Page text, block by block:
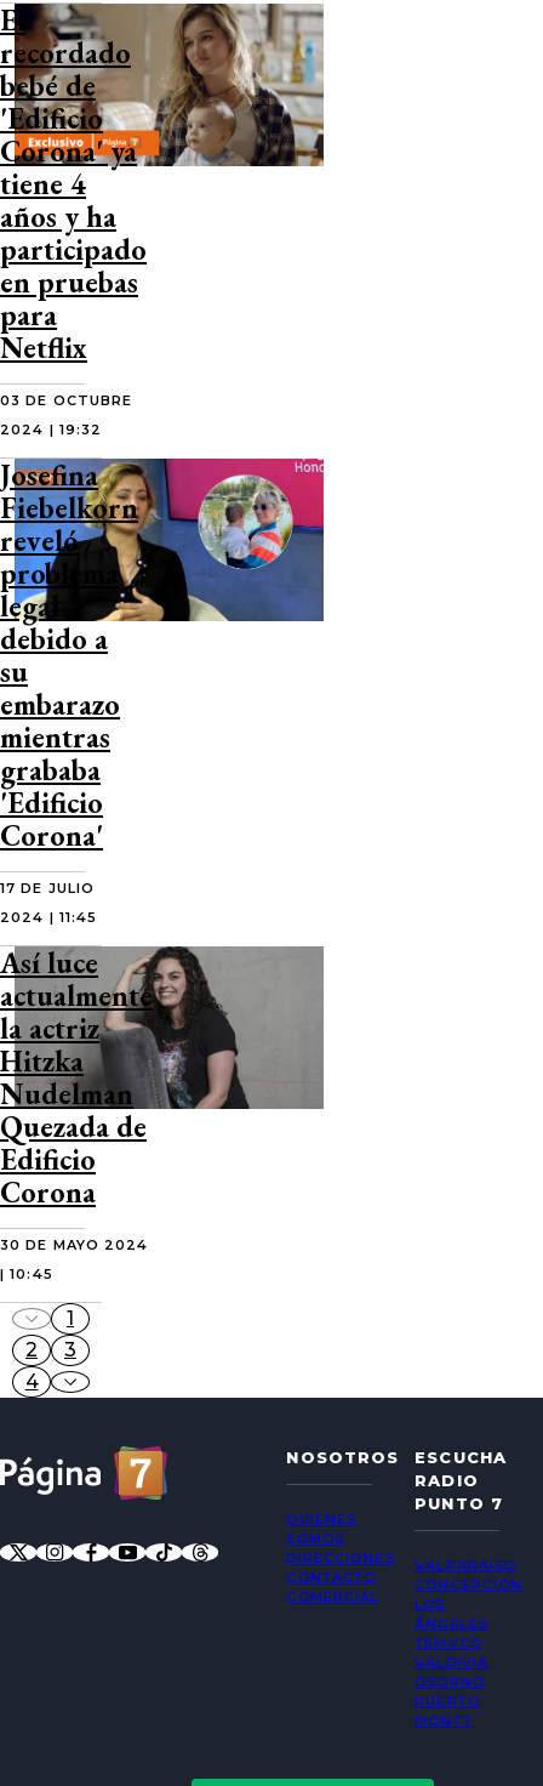
El
recordado
bebé de
'Edificio
Corona' ya
tiene 4
años y ha
participado
en pruebas
para
Netflix
03 DE OCTUBRE
2024 | 19:32
Josefina
Fiebelkorn
reveló
problema
legal
debido a
su
embarazo
mientras
grababa
'Edificio
Corona'
17 DE JULIO
2024 | 11:45
Así luce
actualmente
la actriz
Hitzka
Nudelman
Quezada de
Edificio
Corona
30 DE MAYO 2024
| 10:45
1
2
3
4
NOSOTROS
QUIÉNES
SOMOS
DIRECCIONES
CONTACTO
COMERCIAL
ESCUCHA
RADIO
PUNTO 7
VALPARAÍSO
CONCEPCIÓN
LOS
ÁNGELES
TEMUCO
VALDIVIA
OSORNO
PUERTO
MONTT